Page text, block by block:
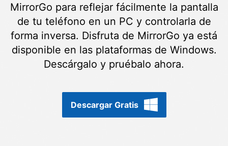
Gestor de Datos
Reparación de Móviles
Protección del Móvil
Iniciar sesión
MirrorGo para reflejar fácilmente la pantalla
de tu teléfono en un PC y controlarla de
forma inversa. Disfruta de MirrorGo ya está
disponible en las plataformas de Windows.
Descárgalo y pruébalo ahora.
Descargar Gratis